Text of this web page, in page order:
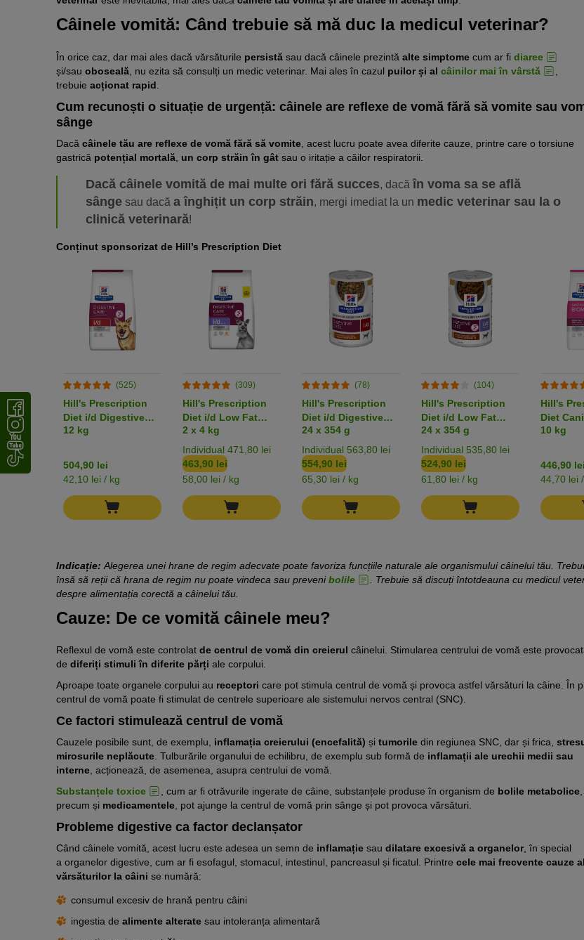
Câinele vomită: Când trebuie să mă duc la medicul veterinar?
În orice caz, dar mai ales dacă vărsăturile persistă sau dacă câinele prezintă alte simptome cum ar fi diaree
și/sau oboseală , nu ezita să consulți un medic veterinar. Mai ales în cazul puilor și al câinilor mai în vârstă
trebuie acționat rapid
Cum recunoști o situație de urgență: câinele are reflexe de vomă fără să vomite sau
sânge
Dacă câinele tău are reflexe de vomă fără să vomite , acest lucru poate avea diferite cauze, printre care o torsiune
gastrică potențial mortală un corp străin în gât sau o iritație a căilor respiratorii.
Dacă câinele vomită de mai multe ori fără succes, dacăîn voma sa se află
sânge sau dacă a înghițit un corp străin, mergi imediat la un medic veterinar sau la o
clinică veterinară!
Conținut sponsorizat de Hill’s Prescription Diet
(525)
Hill's Prescription
Diet i/d Digestive
Care Pui Hrană câini
12 kg
504,90 lei
42,10 lei / kg
(309)
Hill's Prescription
Diet i/d Low Fat
Digestive Care cu
pui
2 x 4 kg
Individual 471,80 lei
463,90 lei
58,00 lei / kg
(78)
Hill's Prescription
Diet i/d Digestive
Care cu pui Hrană
umedă câini
24 x 354 g
Individual 563,80 lei
554,90 lei
65,30 lei / kg
(104)
Hill's Prescription
Diet i/d Low Fat
Digestive Care
Ragout
24 x 354 g
Individual 535,80 lei
524,90 lei
61,80 lei / kg
Hill's
Diet
10 kg
446,90 lei
44,70 lei
Indicație: Alegerea unei hrane de regim adecvate poate favoriza funcțiile naturale ale organismului câinelui tău.
însă să reții că hrana de regim nu poate vindeca sau prevenibolile
. Trebuie să discuți întotdeauna cu medicul
despre alimentația corectă a câinelui tău.
Cauze: De ce vomită câinele meu?
Reflexul de vomă este controlat de centrul de vomă din creierul câinelui. Stimularea centrului de vomă este
de diferiți stimuli în diferite părți ale corpului.
Aproape toate organele corpului au receptori care pot stimula centrul de vomă și provoca astfel vărsături la câine. În
centrul de vomă poate fi stimulat de centrele superioare ale sistemului nervos central (SNC).
Ce factori stimulează centrul de vomă
Cauzele posibile sunt, de exemplu, inflamația creierului (encefalită) și tumorile din regiunea SNC, dar și frica,
mirosurile neplăcute. Tulburările organului de echilibru, de exemplu sub formă de inflamații ale urechii medii sau
interne, acționează, de asemenea, asupra centrului de vomă.
Substanțele toxice
, cum ar fi otrăvurile ingerate de câine, substanțele produse în organism de bolile metabolice,
precum și medicamentele, pot ajunge la centrul de vomă prin sânge și pot provoca vărsături.
Probleme digestive ca factor declanșator
Când câinele vomită, acest lucru este adesea un semn de inflamație sau dilatare excesivă a organelor, în special
a organelor digestive, cum ar fi esofagul, stomacul, intestinul, pancreasul și ficatul. Printre cele mai frecvente cauze
vărsăturilor la câini se numără:
consumul excesiv de hrană pentru câini
ingestia de alimente alterate sau intoleranța alimentară